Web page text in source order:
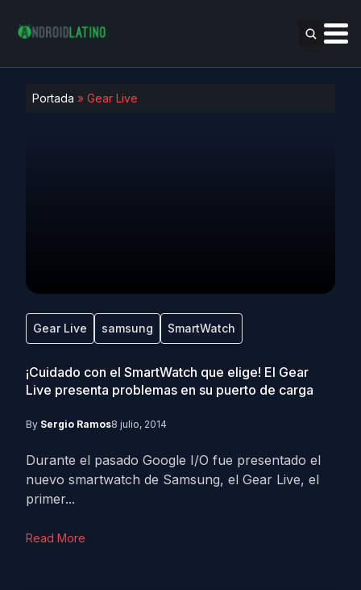
Portada » Gear Live
Gear Live samsung SmartWatch
¡Cuidado con el SmartWatch que elige! El Gear
Live presenta problemas en su puerto de carga
By Sergio Ramos8 julio, 2014
Durante el pasado Google I/O fue presentado el
nuevo smartwatch de Samsung, el Gear Live, el
primer...
Read More